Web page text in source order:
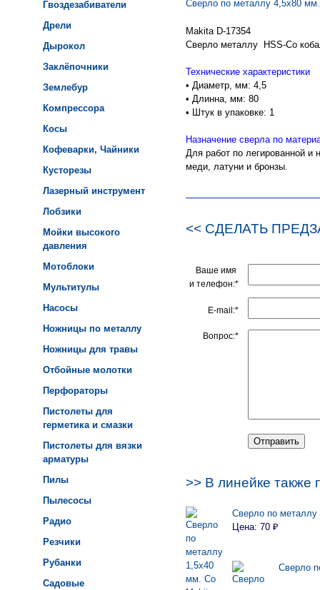
Гвоздезабиватели
Дрели
Дырокол
Заклёпочники
Землебур
Компрессора
Косы
Кофеварки, Чайники
Кусторезы
Лазерный инструмент
Лобзики
Мойки высокого
давления
Мотоблоки
Мультитулы
Насосы
Ножницы по металлу
Ножницы для травы
Отбойные молотки
Перфораторы
Пистолеты для
герметика и смазки
Пистолеты для вязки
арматуры
Пилы
Пылесосы
Радио
Резчики
Рубанки
Садовые
Сверло по металлу 4,5х80
Makita D-17354
Сверло металлу HSS-Со
Технические характеристики
• Диаметр, мм: 4,5
• Длинна, мм: 80
• Штук в упаковке: 1
Назначение сверла по
Для работ по легированной
меди, латуни и бронзы.
<< СДЕЛАТЬ
Ваше имя
и телефон:*
E-mail:*
Вопрос:*
>> В линейке также
Сверло по
Цена: 70 ₽
Сверло